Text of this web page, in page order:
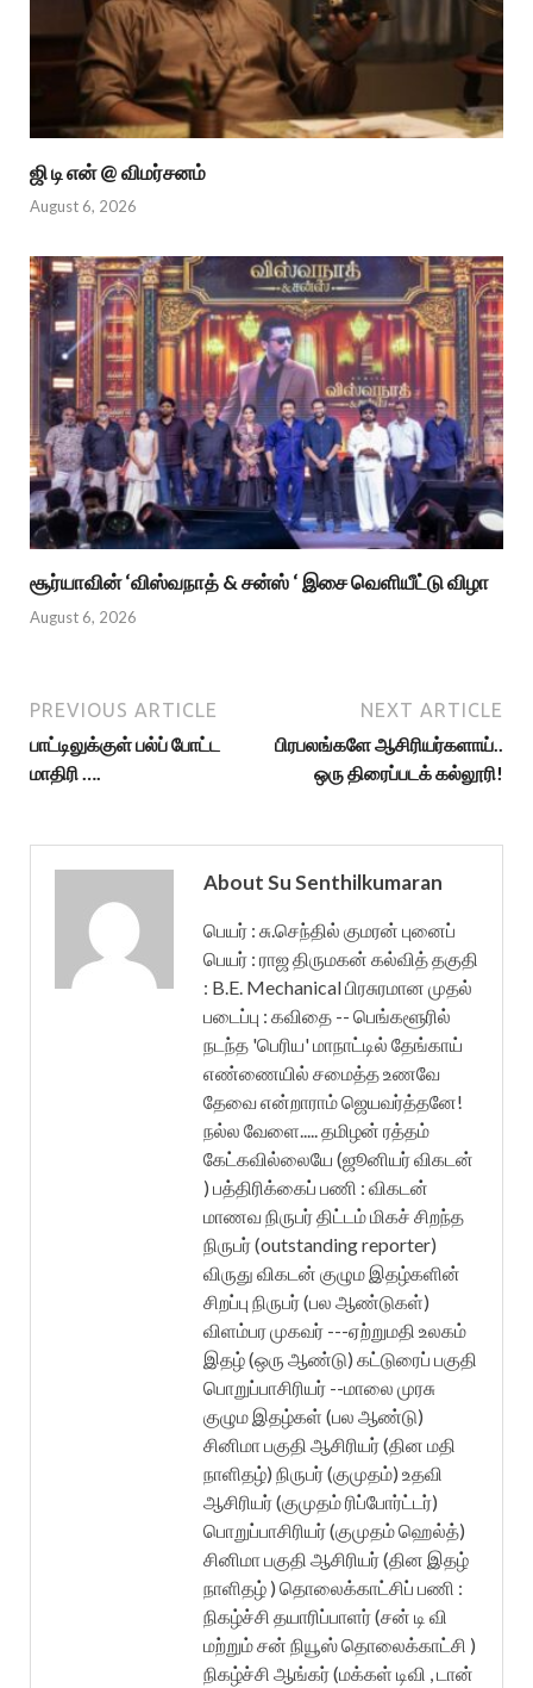
ஜி டி என் @ விமர்சனம்
August 6, 2026
சூர்யாவின் ‘விஸ்வநாத் & சன்ஸ் ‘ இசை வெளியீட்டு விழா
August 6, 2026
PREVIOUS ARTICLE
பாட்டிலுக்குள் பல்ப் போட்ட
மாதிரி ….
NEXT ARTICLE
பிரபலங்களே ஆசிரியர்களாய்..
ஒரு திரைப்படக் கல்லூரி!
About Su Senthilkumaran
பெயர் : சு.செந்தில் குமரன் புனைப்
பெயர் : ராஜ திருமகன் கல்வித் தகுதி
: B.E. Mechanical பிரசுரமான முதல்
படைப்பு : கவிதை -- பெங்களூரில்
நடந்த 'பெரிய' மாநாட்டில் தேங்காய்
எண்ணையில் சமைத்த உணவே
தேவை என்றாராம் ஜெயவர்த்தனே!
நல்ல வேளை..... தமிழன் ரத்தம்
கேட்கவில்லையே (ஜூனியர் விகடன்
) பத்திரிக்கைப் பணி : விகடன்
மாணவ நிருபர் திட்டம் மிகச் சிறந்த
நிருபர் (outstanding reporter)
விருது விகடன் குழும இதழ்களின்
சிறப்பு நிருபர் (பல ஆண்டுகள்)
விளம்பர முகவர் ---ஏற்றுமதி உலகம்
இதழ் (ஒரு ஆண்டு) கட்டுரைப் பகுதி
பொறுப்பாசிரியர் --மாலை முரசு
குழும இதழ்கள் (பல ஆண்டு)
சினிமா பகுதி ஆசிரியர் (தின மதி
நாளிதழ்) நிருபர் (குமுதம்) உதவி
ஆசிரியர் (குமுதம் ரிப்போர்ட்டர்)
பொறுப்பாசிரியர் (குமுதம் ஹெல்த்)
சினிமா பகுதி ஆசிரியர் (தின இதழ்
நாளிதழ் ) தொலைக்காட்சிப் பணி :
நிகழ்ச்சி தயாரிப்பாளர் (சன் டி வி
மற்றும் சன் நியூஸ் தொலைக்காட்சி )
நிகழ்ச்சி ஆங்கர் (மக்கள் டிவி , டான்